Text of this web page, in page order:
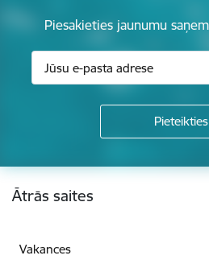
Piesakieties jaunumu
Kājene
Ātrās saites
Vakances